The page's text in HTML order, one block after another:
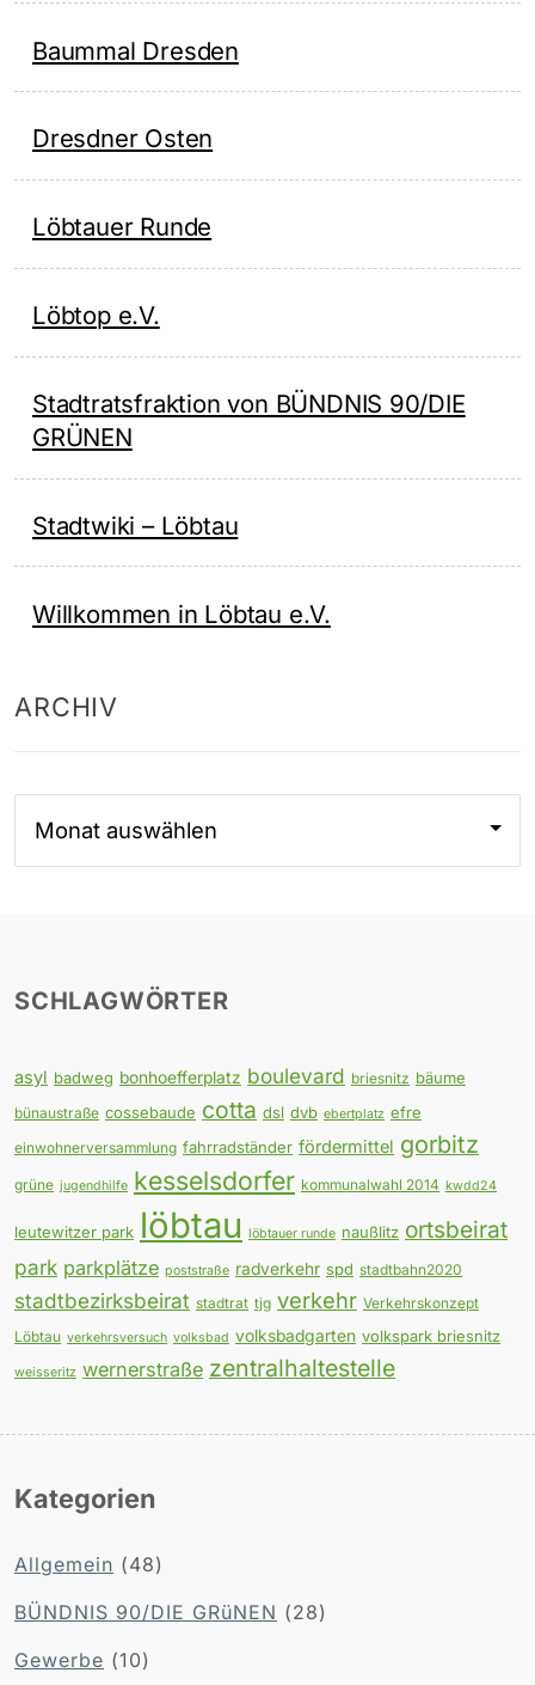
Baummal Dresden
Dresdner Osten
Löbtauer Runde
Löbtop e.V.
Stadtratsfraktion von BÜNDNIS 90/DIE
GRÜNEN
Stadtwiki – Löbtau
Willkommen in Löbtau e.V.
ARCHIV
SCHLAGWÖRTER
asyl badweg bonhoefferplatz boulevard briesnitz bäume
bünaustraße cossebaude cotta dsl dvb ebertplatz efre
einwohnerversammlung fahrradständer fördermittel gorbitz
grüne jugendhilfe kesselsdorfer kommunalwahl 2014 kwdd24
leutewitzer park löbtau löbtauer runde naußlitz ortsbeirat
park parkplätze poststraße radverkehr spd stadtbahn2020
stadtbezirksbeirat stadtrat tjg verkehr Verkehrskonzept
Löbtau verkehrsversuch volksbad volksbadgarten volkspark briesnitz
weisseritz wernerstraße zentralhaltestelle
Kategorien
Allgemein (48)
BÜNDNIS 90/DIE GRüNEN (28)
Gewerbe (10)